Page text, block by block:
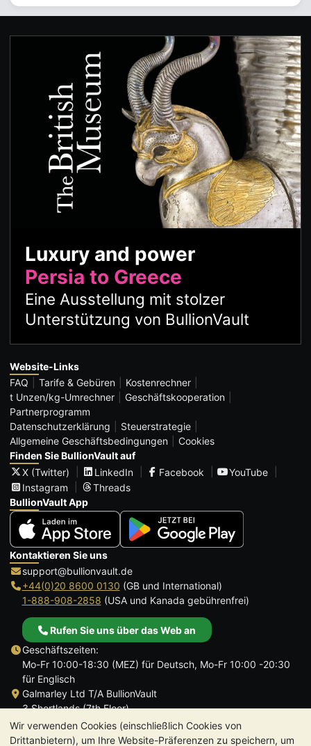
Wir verwenden Cookies (einschließlich Cookies von
Drittanbietern), um Ihre Website-Präferenzen zu speichern, um
Luxury and power
Persia to Greece
Eine Ausstellung mit stolzer
Unterstützung von BullionVault
Website-Links
FAQ
Tarife & Gebüren
Kostenrechner
t Unzen/kg-Umrechner
Geschäftskooperation
Partnerprogramm
Datenschutzerklärung
Steuerstrategie
Allgemeine Geschäftsbedingungen
Cookies
Finden Sie BullionVault auf
X (Twitter)
LinkedIn Facebook
YouTube
Instagram
Threads
BullionVault App
Kontaktieren Sie uns
support@bullionvault.de
+44(0)20 8600 0130 (GB und International)
1-888-908-2858 (USA und Kanada gebührenfrei)
Rufen Sie uns über das Web an
Geschäftszeiten:
Mo-Fr 10:00-18:30 (MEZ) für Deutsch, Mo-Fr 10:00 -20:30
für Englisch
Galmarley Ltd T/A BullionVault
3 Shortlands (7th Floor)
Hammersmith
London